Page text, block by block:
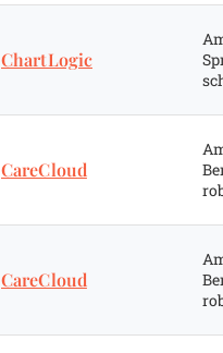
ChartLogic
CareCloud
CareCloud